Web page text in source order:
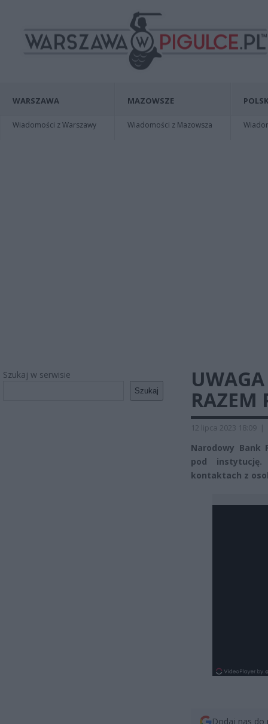
WARSZAWA
Wiadomości z Warszawy
MAZOWSZE
Wiadomości z Mazowsza
Szukaj w serwisie
Szukaj
RAZEM
12 lipca 2023 18:09 |
Narodowy Bank
pod
kontaktach z
Dodaj nas do